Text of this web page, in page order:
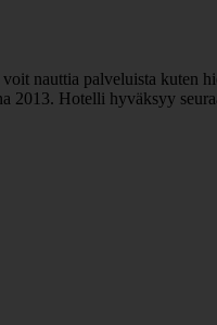
nauttia palveluista kuten
Hotelli hyväksyy